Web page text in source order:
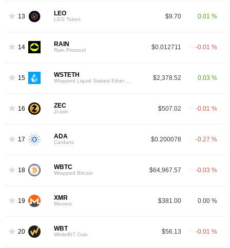
13 LEO
LEO Token $9.70 0.01 %
14 RAIN
Rain Protocol $0.012711 -0.01 %
15 WSTETH $2,378.52 0.03 %
16 ZEC
Zcash $507.02 -0.01 %
17 ADA
Cardano $0.200078 -0.27 %
18 WBTC
Wrapped Bitcoin $64,967.57 -0.03 %
19 XMR
Monero $381.00 0.00 %
20 WBT
WhiteBIT Coin $56.13 -0.01 %